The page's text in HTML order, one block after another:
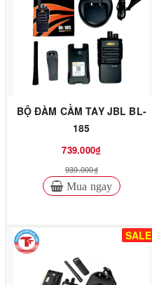
BỘ ĐÀM CẦM TAY JBL BL-
185
739.000₫
939.000₫
Mua ngay
SALE